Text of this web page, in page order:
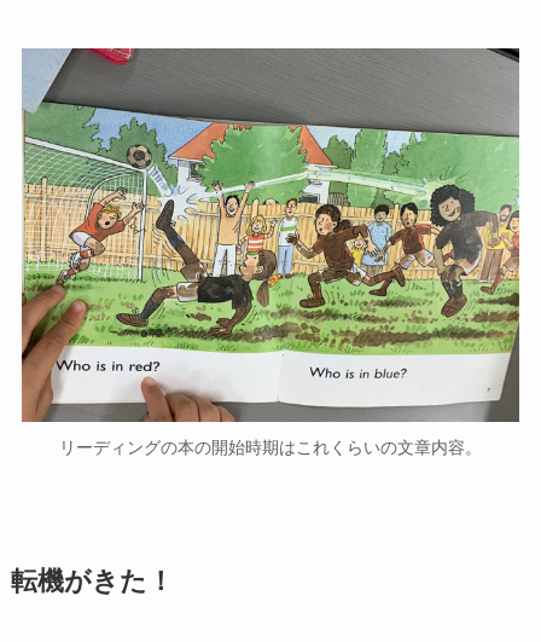
リーディングの本の開始時期はこれくらいの文章内容。
転機がきた！